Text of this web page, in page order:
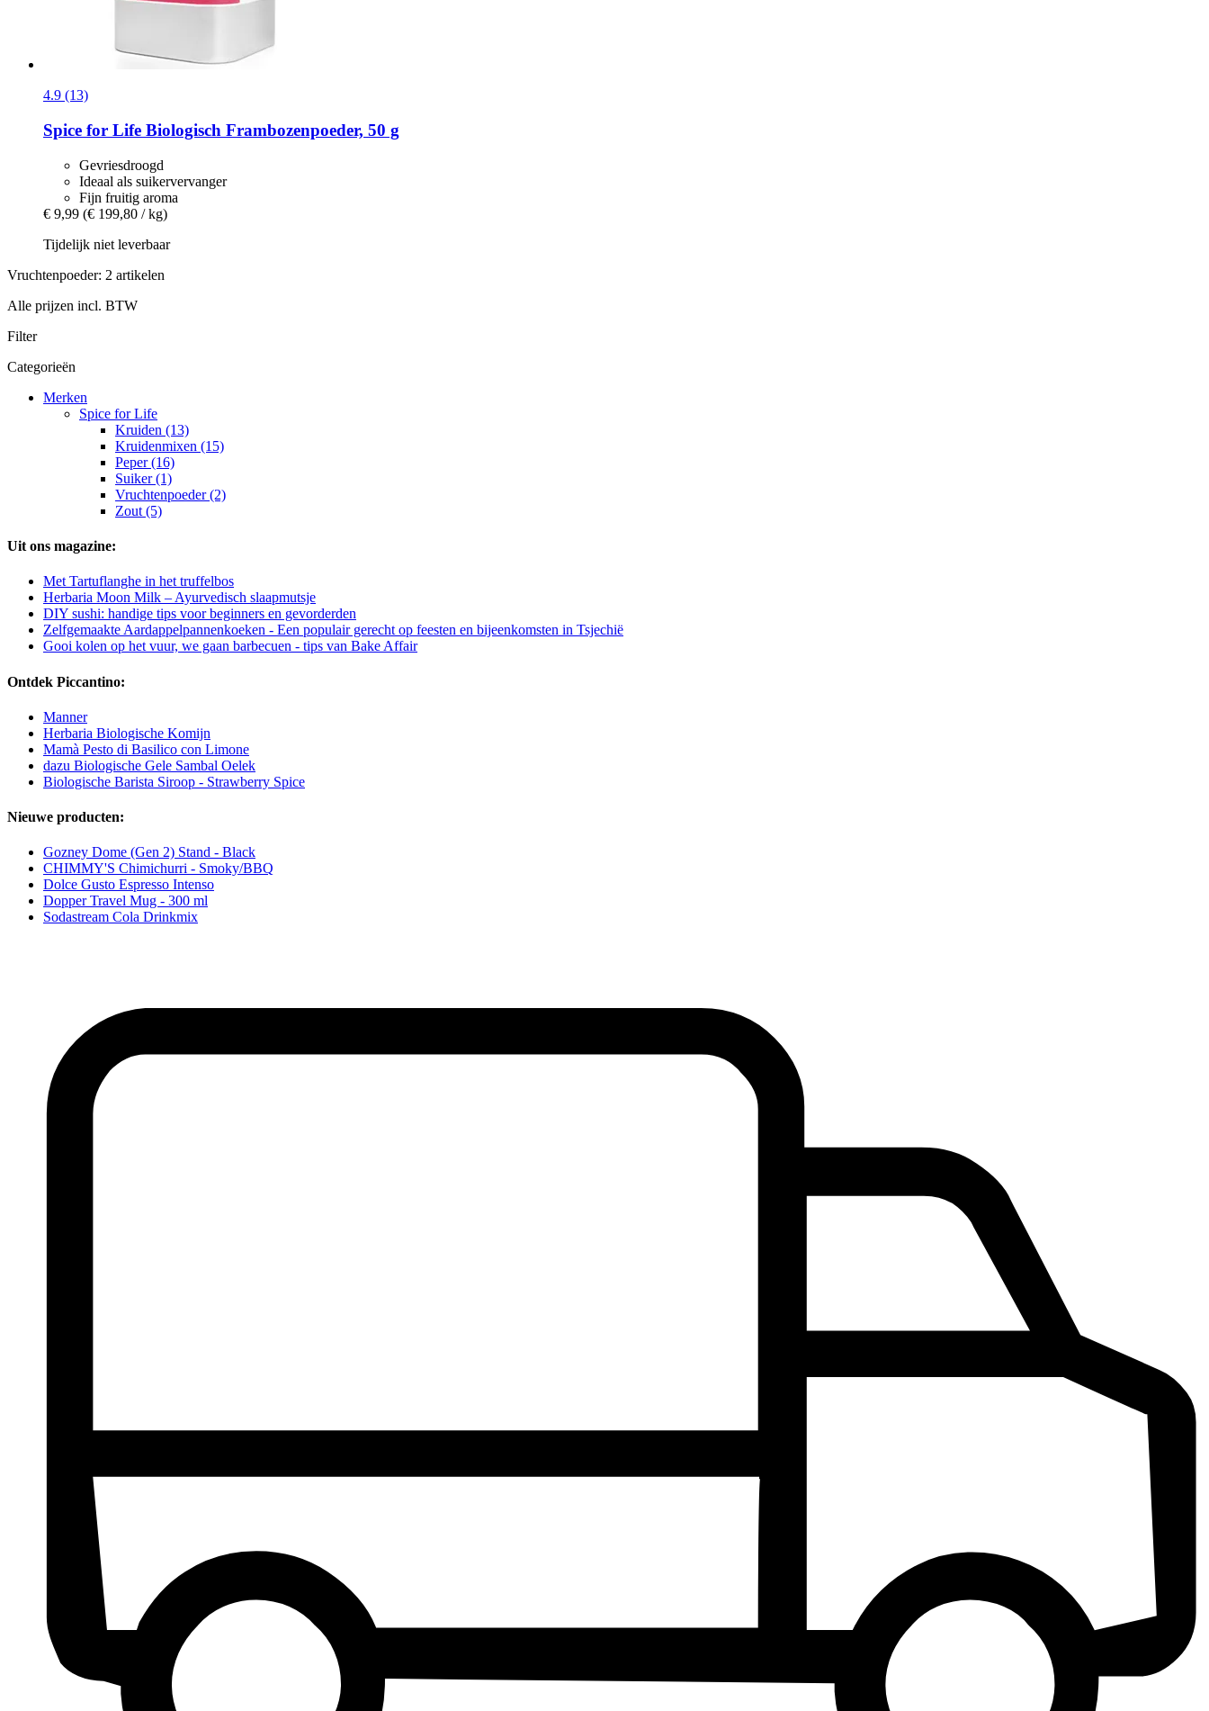
4.9 (13)
Spice for Life Biologisch Frambozenpoeder, 50 g
Gevriesdroogd
Ideaal als suikervervanger
Fijn fruitig aroma
€ 9,99 (€ 199,80 / kg)
Tijdelijk niet leverbaar
Vruchtenpoeder: 2 artikelen
Alle prijzen incl. BTW
Filter
Categorieën
Merken
Spice for Life
Kruiden (13)
Kruidenmixen (15)
Peper (16)
Suiker (1)
Vruchtenpoeder (2)
Zout (5)
Uit ons magazine:
Met Tartuflanghe in het truffelbos
Herbaria Moon Milk – Ayurvedisch slaapmutsje
DIY sushi: handige tips voor beginners en gevorderden
Zelfgemaakte Aardappelpannenkoeken - Een populair gerecht op feesten en bijeenkomsten in Tsjechië
Gooi kolen op het vuur, we gaan barbecuen - tips van Bake Affair
Ontdek Piccantino:
Manner
Herbaria Biologische Komijn
Mamà Pesto di Basilico con Limone
dazu Biologische Gele Sambal Oelek
Biologische Barista Siroop - Strawberry Spice
Nieuwe producten:
Gozney Dome (Gen 2) Stand - Black
CHIMMY'S Chimichurri - Smoky/BBQ
Dolce Gusto Espresso Intenso
Dopper Travel Mug - 300 ml
Sodastream Cola Drinkmix